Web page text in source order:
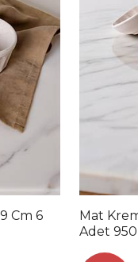
Cm 6
Mat
Adet 950